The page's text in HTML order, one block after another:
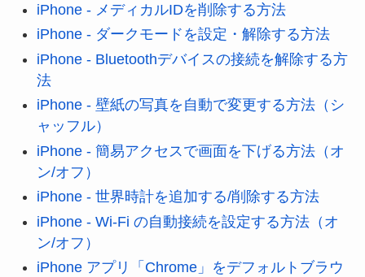
iPhone - メディカルIDを削除する方法
iPhone - ダークモードを設定・解除する方法
iPhone - Bluetoothデバイスの接続を解除する方
法
iPhone - 壁紙の写真を自動で変更する方法（シ
ャッフル）
iPhone - 簡易アクセスで画面を下げる方法（オ
ン/オフ）
iPhone - 世界時計を追加する/削除する方法
iPhone - Wi-Fi の自動接続を設定する方法（オ
ン/オフ）
iPhone アプリ「Chrome」をデフォルトブラウ